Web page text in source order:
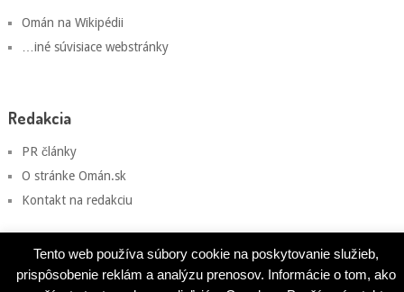
Omán na Wikipédii
…iné súvisiace webstránky
Redakcia
PR články
O stránke Omán.sk
Kontakt na redakciu
Tento web používa súbory cookie na poskytovanie služieb,
prispôsobenie reklám a analýzu prenosov. Informácie o tom, ako